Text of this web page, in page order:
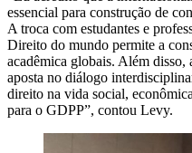
essencial para construção de
A troca com estudantes e
Direito do mundo permite a
acadêmica globais. Além
aposta no diálogo
direito na vida social,
para o GDPP”, contou Levy.